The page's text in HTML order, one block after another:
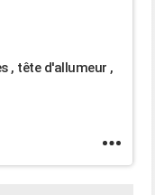
, tête d'allumeur ,